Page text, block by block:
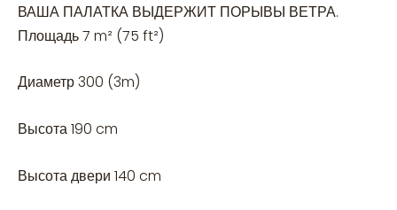
ВАША ПАЛАТКА ВЫДЕРЖИТ ПОРЫВЫ ВЕТРА.
Площадь 7 m² (75 ft²)
Диаметр 300 (3m)
Высота 190 cm
Высота двери 140 cm